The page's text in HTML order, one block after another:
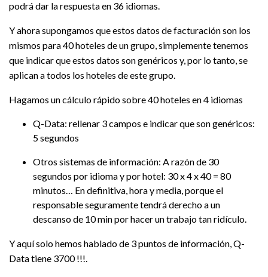
podrá dar la respuesta en 36 idiomas.
Y ahora supongamos que estos datos de facturación son los
mismos para 40 hoteles de un grupo, simplemente tenemos
que indicar que estos datos son genéricos y, por lo tanto, se
aplican a todos los hoteles de este grupo.
Hagamos un cálculo rápido sobre 40 hoteles en 4 idiomas
Q-Data: rellenar 3 campos e indicar que son genéricos:
5 segundos
Otros sistemas de información: A razón de 30
segundos por idioma y por hotel: 30 x 4 x 40 = 80
minutos… En definitiva, hora y media, porque el
responsable seguramente tendrá derecho a un
descanso de 10 min por hacer un trabajo tan ridículo.
Y aquí solo hemos hablado de 3 puntos de información, Q-
Data tiene 3700 !!!.